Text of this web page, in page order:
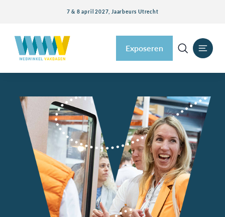
7 & 8 april 2027, Jaarbeurs Utrecht
Exposeren